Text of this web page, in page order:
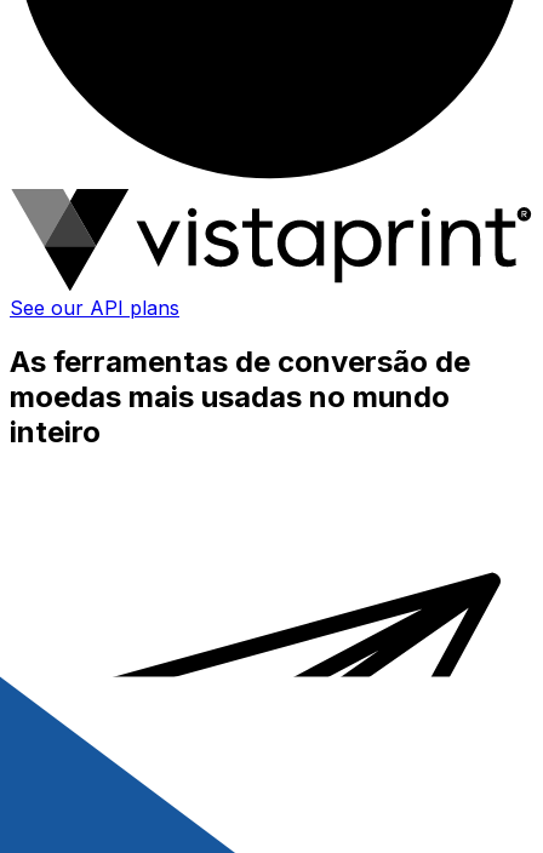
See our API plans
As ferramentas de conversão de
moedas mais usadas no mundo
inteiro